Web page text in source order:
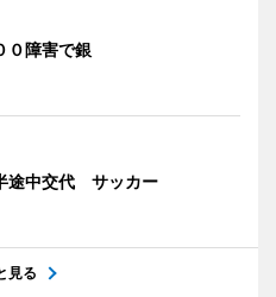
０障害で銀
途中交代 サッカー
見る